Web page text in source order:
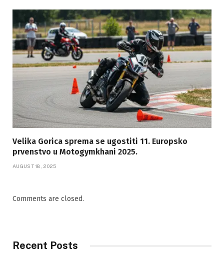
Velika Gorica sprema se ugostiti 11. Europsko
prvenstvo u Motogymkhani 2025.
AUGUST 18, 2025
Comments are closed.
Recent Posts